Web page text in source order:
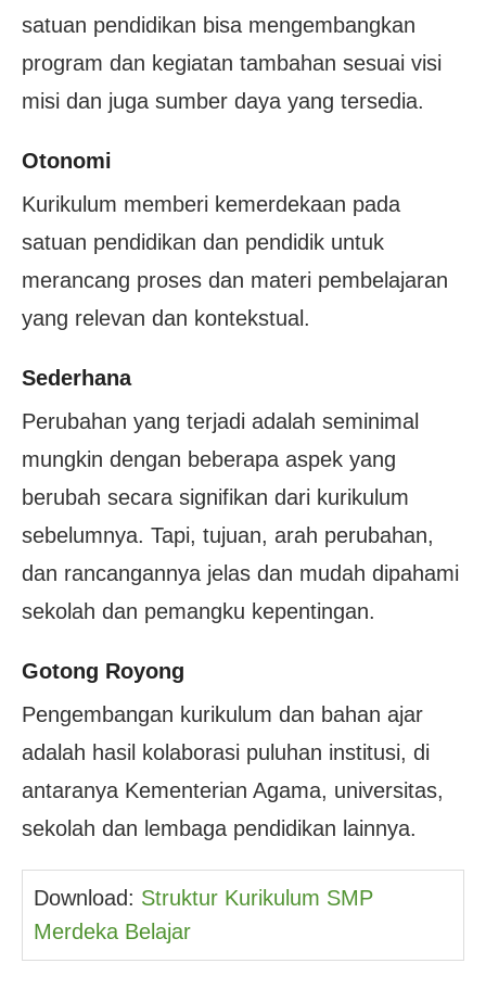
satuan pendidikan bisa mengembangkan
program dan kegiatan tambahan sesuai visi
misi dan juga sumber daya yang tersedia.
Otonomi
Kurikulum memberi kemerdekaan pada
satuan pendidikan dan pendidik untuk
merancang proses dan materi pembelajaran
yang relevan dan kontekstual.
Sederhana
Perubahan yang terjadi adalah seminimal
mungkin dengan beberapa aspek yang
berubah secara signifikan dari kurikulum
sebelumnya. Tapi, tujuan, arah perubahan,
dan rancangannya jelas dan mudah dipahami
sekolah dan pemangku kepentingan.
Gotong Royong
Pengembangan kurikulum dan bahan ajar
adalah hasil kolaborasi puluhan institusi, di
antaranya Kementerian Agama, universitas,
sekolah dan lembaga pendidikan lainnya.
Download: Struktur Kurikulum SMP
Merdeka Belajar